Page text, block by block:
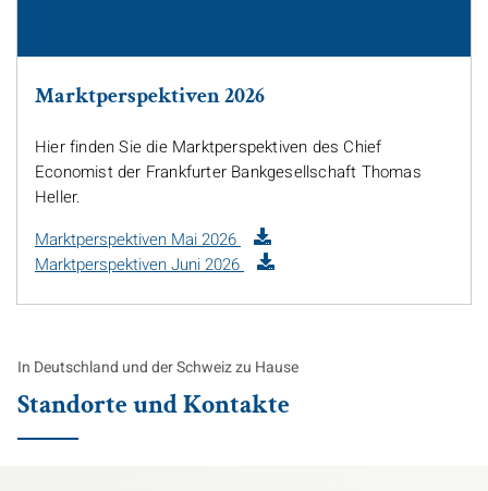
Marktperspektiven 2026
Hier finden Sie die Marktperspektiven des Chief
Economistder Frankfurter Bankgesellschaft Thomas
Heller.
Marktperspektiven Mai 2026
Marktperspektiven Juni 2026
In Deutschland und der Schweiz zu Hause
Standorte und Kontakte